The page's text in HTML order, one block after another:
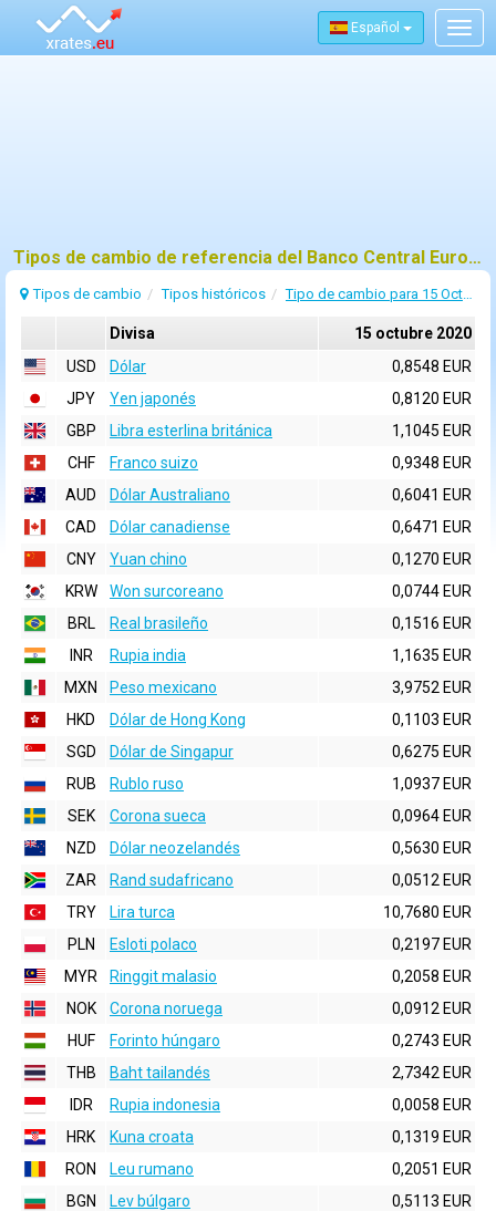
Español
Tipos de cambio de referencia del Banco Central Europeo (BCE) para 15 octubre 2020
Tipos de cambio Tipos históricos Tipo de cambio para 15 Octubre 2020
Divisa
15 octubre 2020
USD
Dólar
0,8548 EUR
JPY
Yen japonés
0,8120 EUR
GBP
Libra esterlina británica
1,1045 EUR
CHF
Franco suizo
0,9348 EUR
AUD
Dólar Australiano
0,6041 EUR
CAD
Dólar canadiense
0,6471 EUR
CNY
Yuan chino
0,1270 EUR
KRW
Won surcoreano
0,0744 EUR
BRL
Real brasileño
0,1516 EUR
INR
Rupia india
1,1635 EUR
MXN
Peso mexicano
3,9752 EUR
HKD
Dólar de Hong Kong
0,1103 EUR
SGD
Dólar de Singapur
0,6275 EUR
RUB
Rublo ruso
1,0937 EUR
SEK
Corona sueca
0,0964 EUR
NZD
Dólar neozelandés
0,5630 EUR
ZAR
Rand sudafricano
0,0512 EUR
TRY
Lira turca
10,7680 EUR
PLN
Esloti polaco
0,2197 EUR
MYR
Ringgit malasio
0,2058 EUR
NOK
Corona noruega
0,0912 EUR
HUF
Forinto húngaro
0,2743 EUR
THB
Baht tailandés
2,7342 EUR
IDR
Rupia indonesia
0,0058 EUR
HRK
Kuna croata
0,1319 EUR
RON
Leu rumano
0,2051 EUR
BGN
Lev búlgaro
0,5113 EUR